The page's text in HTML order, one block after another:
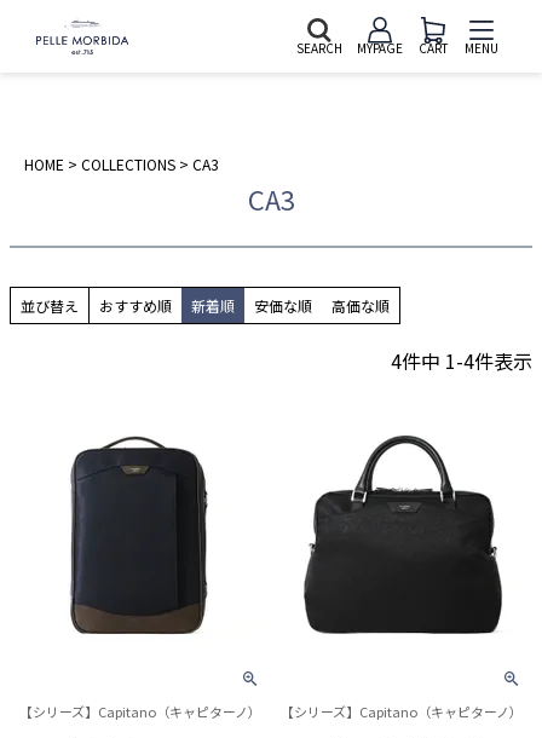
SEARCH MYPAGE CART MENU
HOME COLLECTIONS CA3
CA3
並び替え おすすめ順 新着順 安価な順 高価な順
4件中 1-4件表示
【シリーズ】Capitano（キャピターノ）
【シリーズ】Capitano（キャピターノ）